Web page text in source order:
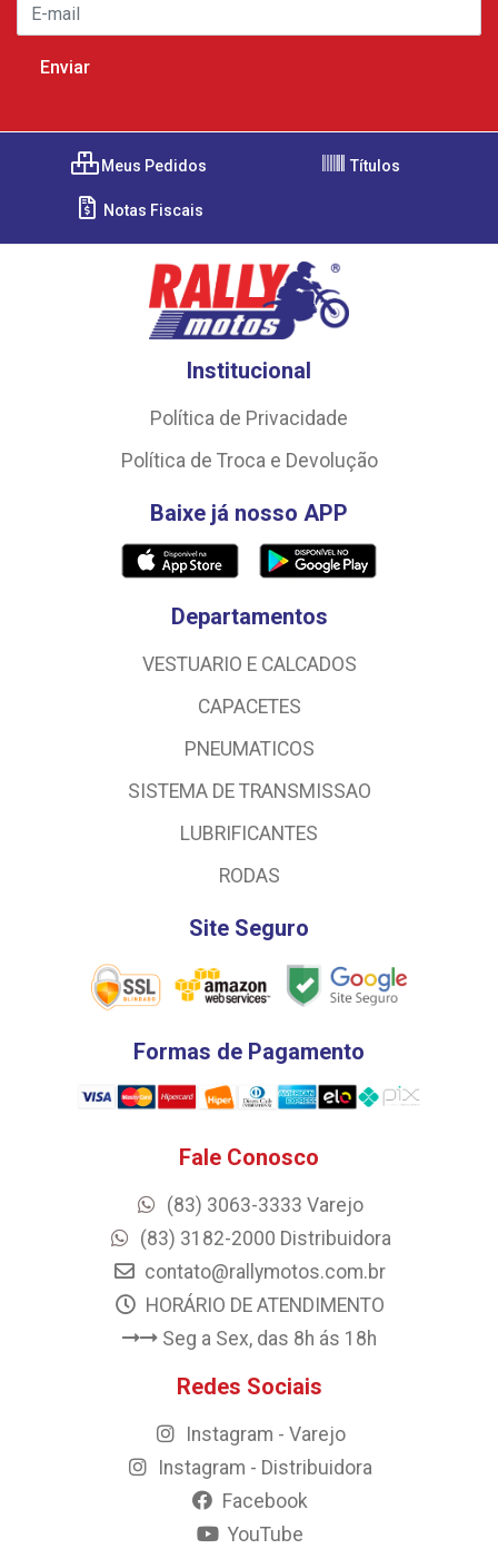
Meus Pedidos Títulos
Notas Fiscais
Institucional
Política de Privacidade
Política de Troca e Devolução
Baixe já nosso APP
Departamentos
VESTUARIO E CALCADOS
CAPACETES
PNEUMATICOS
SISTEMA DE TRANSMISSAO
LUBRIFICANTES
RODAS
Site Seguro
Formas de Pagamento
Fale Conosco
(83) 3063-3333 Varejo
(83) 3182-2000 Distribuidora
contato@rallymotos.com.br
HORÁRIO DE ATENDIMENTO
Seg a Sex, das 8h ás 18h
Redes Sociais
Instagram - Varejo
Instagram - Distribuidora
Facebook
YouTube